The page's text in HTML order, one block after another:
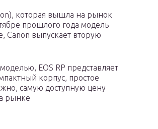
которая вышла на рынок
прошлого года модель
Canon выпускает вторую
EOS RP представляет
корпус, простое
самую доступную цену
рынке